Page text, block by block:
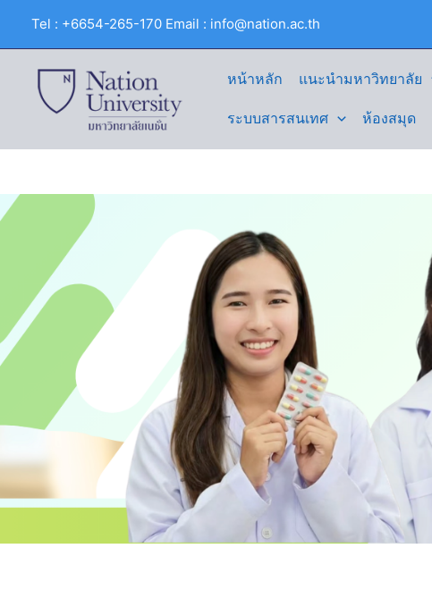
Tel : +6654-265-170 Email : info@nation.ac.th
หน้าหลัก แนะนำมหาวิทยาลัย
ระบบสารสนเทศ ห้องสมุด